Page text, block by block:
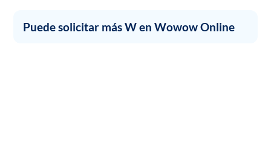
Puede solicitar más W en Wowow Online